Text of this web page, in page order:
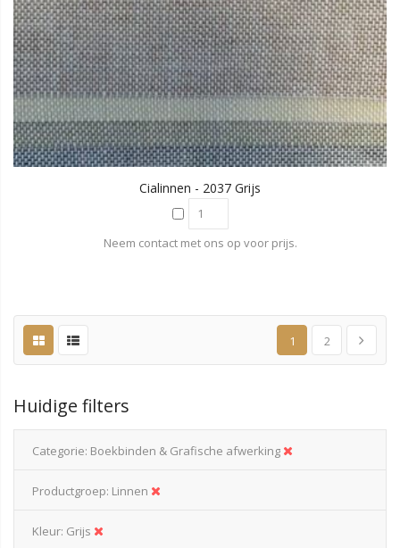
Cialinnen - 2037 Grijs
Neem contact met ons op voor prijs.
1 2
Huidige filters
Categorie Boekbinden & Grafische afwerking
Productgroep Linnen
Kleur Grijs